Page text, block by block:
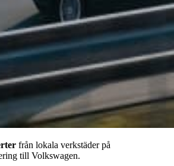
från lokala verkstäder på
till Volkswagen.